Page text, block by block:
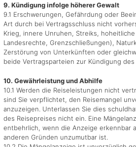
9. Kündigung infolge höherer Gewalt
9.1 Erschwerungen, Gefährdung oder
Art durch bei Vertragsschluss nicht
Krieg, innere Unruhen, Streiks,
Landesrechte, Grenzschließungen),
Zerstörung von Unterkünften oder
beide Vertragsparteien zur Kündigung des
10. Gewährleistung und Abhilfe
10.1 Werden die Reiseleistungen nicht
sind Sie verpflichtet, den Reisemangel
anzuzeigen. Unterlassen Sie dies
des Reisepreises nicht ein. Eine
entbehrlich, wenn die Anzeige erkennbar
anderen Gründen unzumutbar ist.